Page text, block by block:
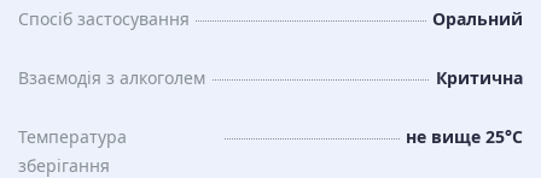
Спосіб застосування Оральний
Взаємодія з алкоголем Критична
Температура
зберiгання
не вище 25°C